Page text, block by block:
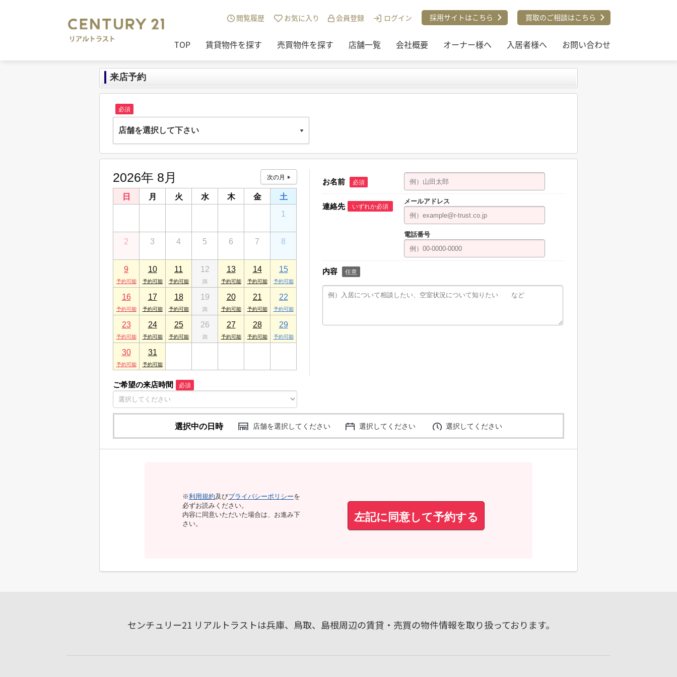
閲覧履歴 お気に入り 会員登録 ログイン 採用サイトはこちら 買取のご相談はこちら
TOP 賃貸物件を探す 売買物件を探す 店舗一覧 会社概要 オーナー様へ 入居者様へ お問い合わせ
来店予約
必須
店舗を選択して下さい
株式会社リアルトラスト
明石大久保店
兵庫県明石市大久保町駅前２丁目6-1 サンエスビル 1F
鳥取店
山陰米子店
鳥取県米子市久米町175
山陰松江店
島根県松江市朝日町466-8
2026年 8月
日 月 火 水 木 金
土
1
2 3 4 5 6 7 8
9 10 11 12 13 14 15
16 17 18 19 20 21 22
23 24 25 26 27 28 29
30 31
ご希望の来店時間 必須
お名前 必須
連絡先 いずれか必須
メールアドレス
電話番号
内容 任意
選択中の日時 店舗を選択してください 選択してください 選択してください
※利用規約及びプライバシーポリシーを
必ずお読みください。
内容に同意いただいた場合は、お進み下
さい。
左記に同意して予約する
センチュリー21 リアルトラストは兵庫、鳥取、島根周辺の賃貸・売買の物件情報を取り扱っております。